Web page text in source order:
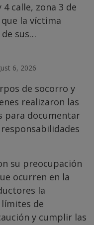
calle, zona 3 de
la víctima
sus…
6, 2026
de socorro y
realizaron las
para documentar
su preocupación
ocurren en la
la
de
y cumplir las